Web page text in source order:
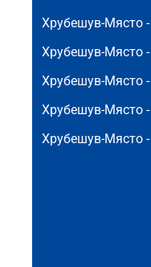
Хрубешув-Място -
Хрубешув-Място -
Хрубешув-Място -
Хрубешув-Място -
Хрубешув-Място -